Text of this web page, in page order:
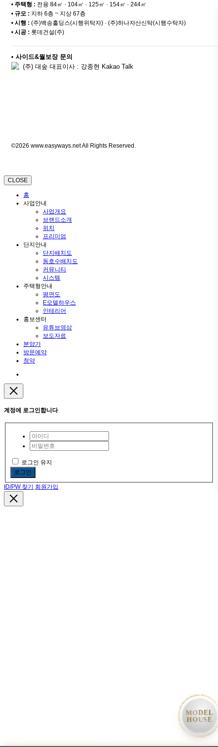
• 주택형 : 전용 84㎡ · 104㎡ · 125㎡ · 154㎡ · 244㎡
• 규모 : 지하 6층 ~ 지상 67층
• 시행 : (주)백송홀딩스(시행위탁자) · (주)하나자산신탁(시행수탁자)
• 시공 : 롯데건설(주)
• 사이드&월보장 문의
(주) 대숲 대표이사 : 강종현 Kakao Talk
©2026 www.easyways.net All Rights Reserved.
CLOSE
홈
사업안내
사업개요
브랜드소개
위치
프리미엄
단지안내
단지배치도
동호수배치도
커뮤니티
시스템
주택형안내
평면도
E모델하우스
인테리어
홍보센터
유튜브영상
보도자료
분양가
방문예약
청약
계정에 로그인합니다
로그인 유지
로그인
ID/PW 찾기 회원가입
• MODEL HOUSE GRAND OPEN • MODEL HOUSE
MODEL
HOUSE